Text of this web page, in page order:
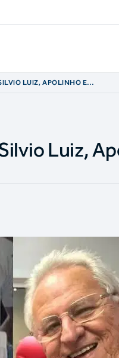
LUIZ, APOLINHO E
Luiz,